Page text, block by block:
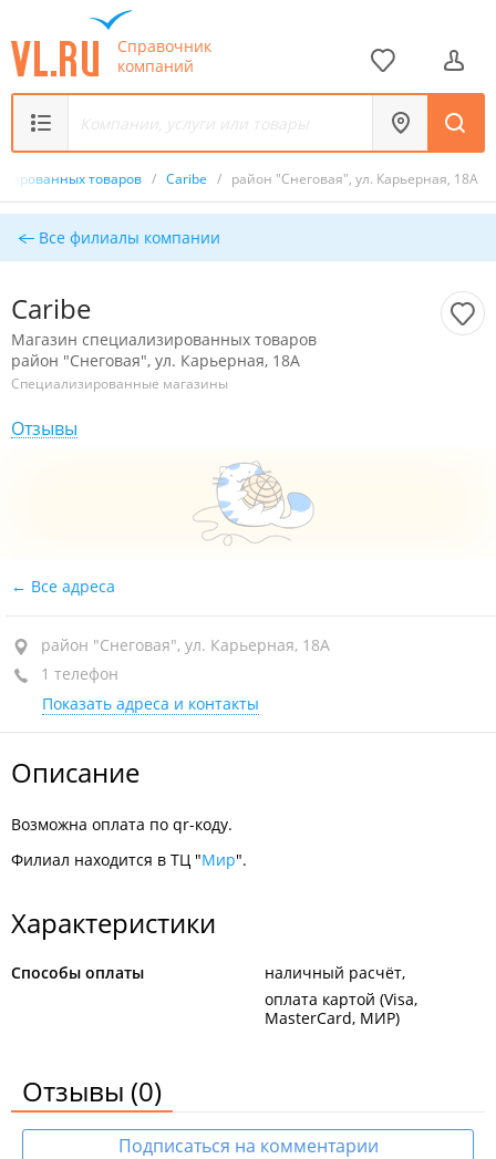
Справочник
компаний
товаров / Caribe / район "Снеговая", ул. Карьерная, 18А
Все филиалы компании
Caribe
Магазин специализированных товаров
район "Снеговая", ул. Карьерная, 18А
Специализированные магазины
Отзывы
Все адреса
район "Снеговая", ул. Карьерная, 18А
1 телефон
Показать адреса и контакты
Описание
Возможна оплата по qr-коду.
Филиал находится в ТЦ "Мир".
Характеристики
Способы оплаты
наличный расчёт
оплата картой (Visa,
MasterCard, МИР)
Отзывы (0)
Подписаться на комментарии